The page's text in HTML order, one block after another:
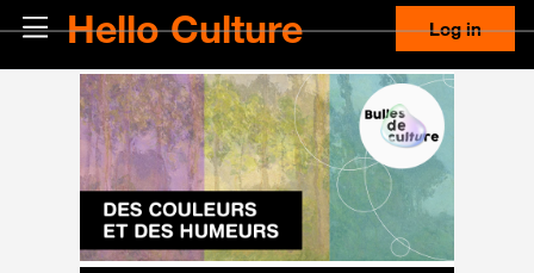
Skip to main content
Side panelHello Culture Log in